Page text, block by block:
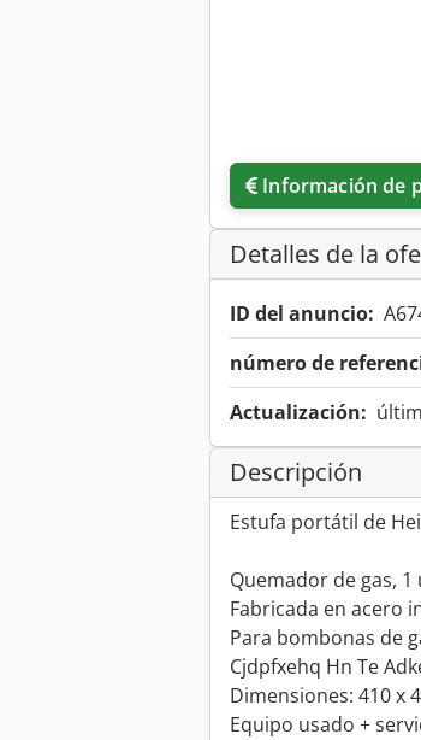
Información de
Detalles de la
ID del anuncio:
número de
Actualización:
Descripción
Estufa portátil de
Quemador de gas, 1
Fabricada en acero
Para bombonas de
Cjdpfxehq Hn Te
Dimensiones: 410 x
Equipo usado +